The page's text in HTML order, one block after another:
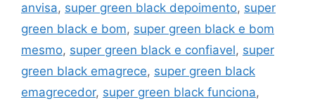
anvisa, super green black depoimento, super
green black e bom, super green black e bom
mesmo, super green black e confiavel, super
green black emagrece, super green black
emagrecedor, super green black funciona,